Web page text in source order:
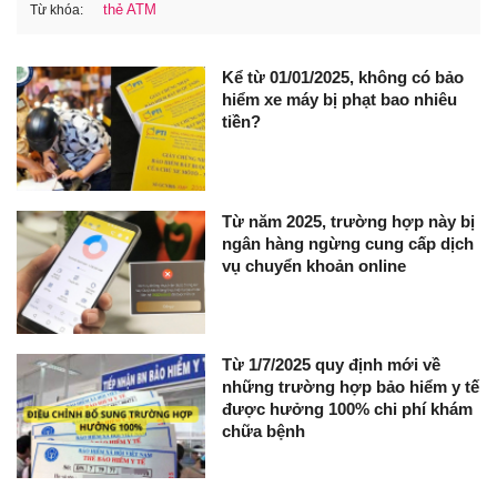
Từ khóa: thẻ ATM
Kể từ 01/01/2025, không có bảo
hiểm xe máy bị phạt bao nhiêu
tiền?
Từ năm 2025, trường hợp này bị
ngân hàng ngừng cung cấp dịch
vụ chuyển khoản online
Từ 1/7/2025 quy định mới về
những trường hợp bảo hiểm y tế
được hưởng 100% chi phí khám
chữa bệnh